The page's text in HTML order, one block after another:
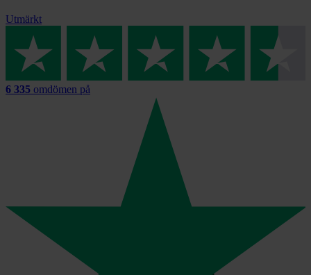
Utmärkt
6 335 omdömen på